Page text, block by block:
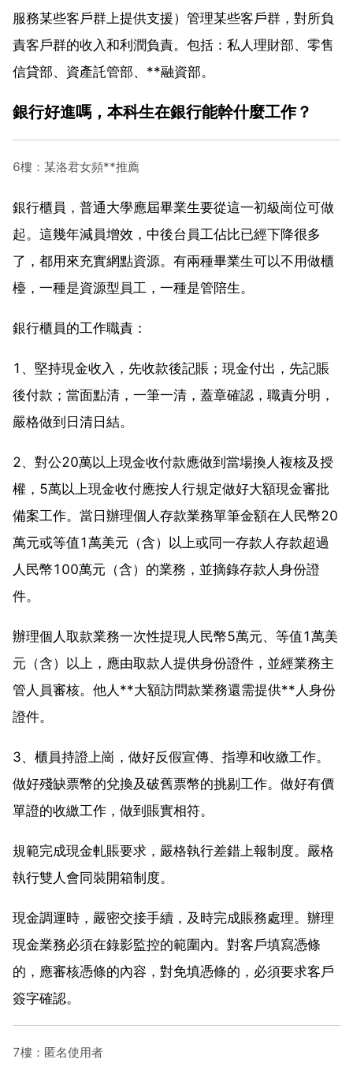
服務某些客戶群上提供支援）管理某些客戶群，對所負
責客戶群的收入和利潤負責。包括：私人理財部、零售
信貸部、資產託管部、**融資部。
銀行好進嗎，本科生在銀行能幹什麼工作？
6樓：某洛君女頻**推薦
銀行櫃員，普通大學應屆畢業生要從這一初級崗位可做
起。這幾年減員增效，中後台員工佔比已經下降很多
了，都用來充實網點資源。有兩種畢業生可以不用做櫃
檯，一種是資源型員工，一種是管陪生。
銀行櫃員的工作職責：
1、堅持現金收入，先收款後記賬；現金付出，先記賬
後付款；當面點清，一筆一清，蓋章確認，職責分明，
嚴格做到日清日結。
2、對公20萬以上現金收付款應做到當場換人複核及授
權，5萬以上現金收付應按人行規定做好大額現金審批
備案工作。當日辦理個人存款業務單筆金額在人民幣20
萬元或等值1萬美元（含）以上或同一存款人存款超過
人民幣100萬元（含）的業務，並摘錄存款人身份證
件。
辦理個人取款業務一次性提現人民幣5萬元、等值1萬美
元（含）以上，應由取款人提供身份證件，並經業務主
管人員審核。他人**大額訪問款業務還需提供**人身份
證件。
3、櫃員持證上崗，做好反假宣傳、指導和收繳工作。
做好殘缺票幣的兌換及破舊票幣的挑剔工作。做好有價
單證的收繳工作，做到賬實相符。
規範完成現金軋賬要求，嚴格執行差錯上報制度。嚴格
執行雙人會同裝開箱制度。
現金調運時，嚴密交接手續，及時完成賬務處理。辦理
現金業務必須在錄影監控的範圍內。對客戶填寫憑條
的，應審核憑條的內容，對免填憑條的，必須要求客戶
簽字確認。
7樓：匿名使用者